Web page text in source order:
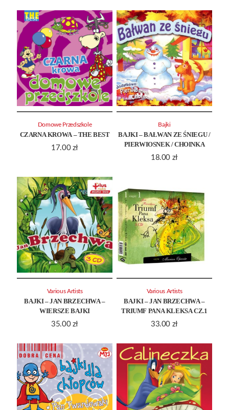
CZARNA KROWA – THE BEST
17.00 zł
Domowe Przedszkole
BAJKI – BAŁWAN ZE ŚNIEGU /
PIERWIOSNEK / CHOINKA
18.00 zł
Bajki
BAJKI – JAN BRZECHWA –
WIERSZE BAJKI
35.00 zł
Various Artists
BAJKI – JAN BRZECHWA –
TRIUMF PANA KLEKSA CZ.1
33.00 zł
Various Artists